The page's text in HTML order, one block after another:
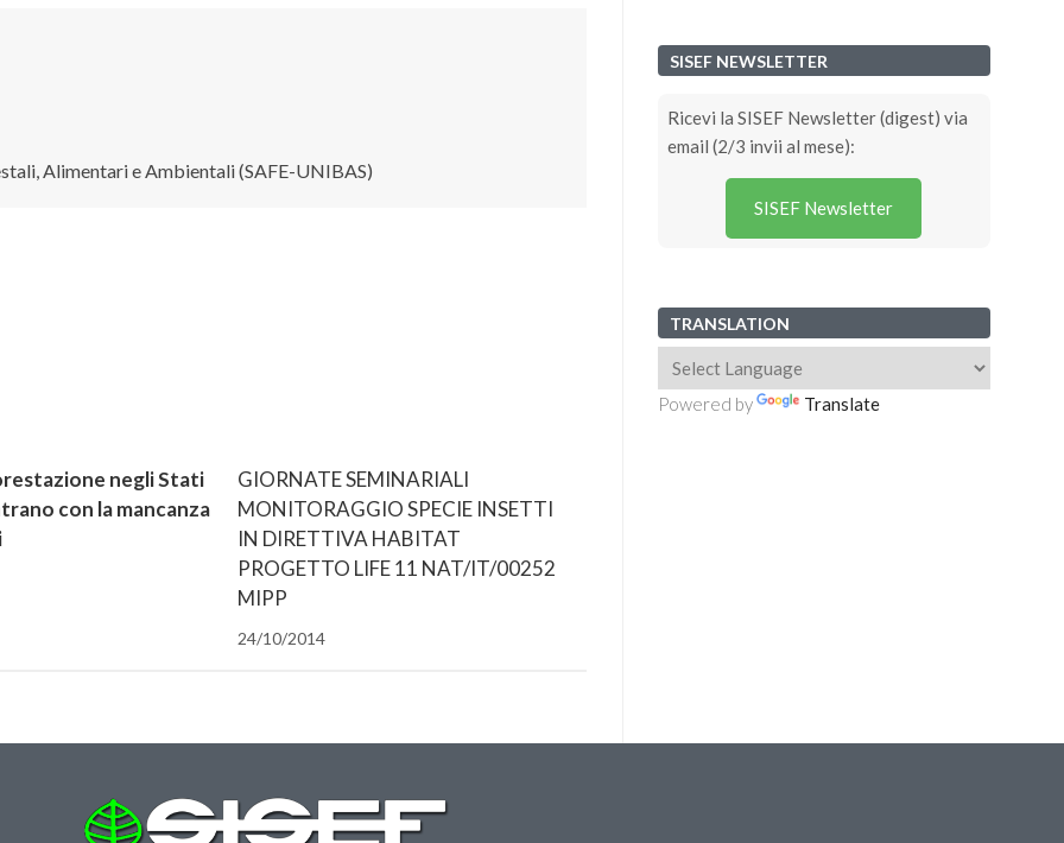
Alimentari e Ambientali (SAFE-UNIBAS)
negli Stati
con la mancanza
GIORNATE SEMINARIALI
MONITORAGGIO SPECIE INSETTI
IN DIRETTIVA HABITAT
PROGETTO LIFE 11 NAT/IT/00252
MIPP
24/10/2014
SISEF NEWSLETTER
Ricevi la SISEF Newsletter (digest) via
email (2/3 invii al mese):
SISEF Newsletter
TRANSLATION
Powered by Translate